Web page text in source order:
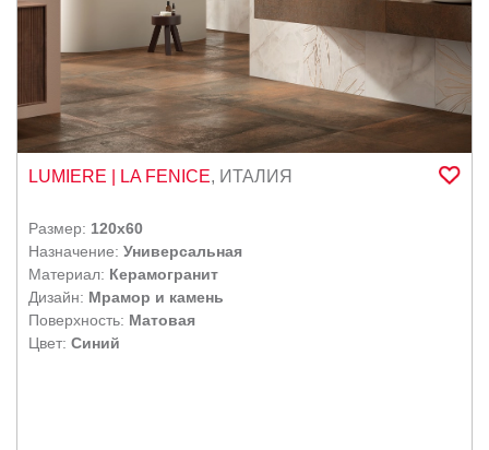
LUMIERE | LA FENICE, ИТАЛИЯ
Размер: 120x60
Назначение: Универсальная
Материал: Керамогранит
Дизайн: Мрамор и камень
Поверхность: Матовая
Цвет: Синий